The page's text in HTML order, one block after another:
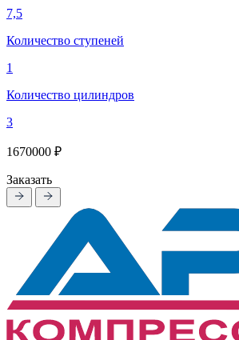
7,5
Количество ступеней
1
Количество цилиндров
3
1670000 ₽
Заказать